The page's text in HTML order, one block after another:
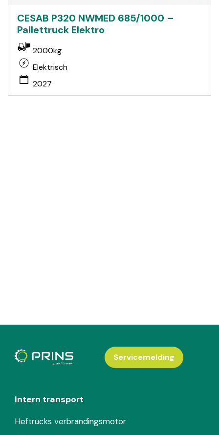
CESAB P320 NWMED 685/1000 –
Pallettruck Elektro
2000kg
Elektrisch
2027
Intern transport
Heftrucks verbrandingsmotor
Servicemelding